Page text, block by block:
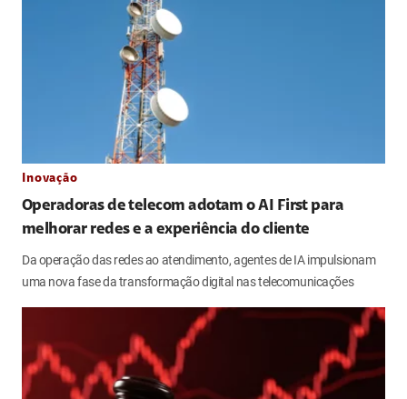
Inovação
Operadoras de telecom adotam o AI First para
melhorar redes e a experiência do cliente
Da operação das redes ao atendimento, agentes de IA impulsionam
uma nova fase da transformação digital nas telecomunicações